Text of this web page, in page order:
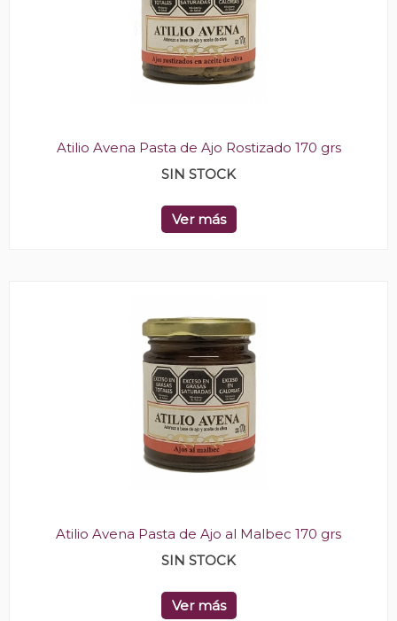
Atilio Avena Pasta de Ajo Rostizado 170 grs
SIN STOCK
Ver más
Atilio Avena Pasta de Ajo al Malbec 170 grs
SIN STOCK
Ver más